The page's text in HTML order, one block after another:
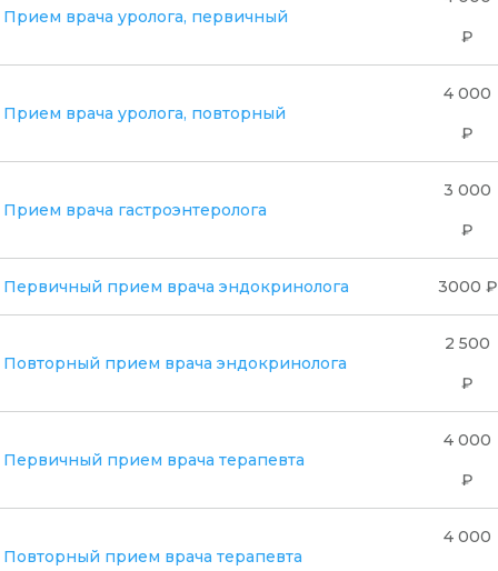
Прием врача уролога, первичный
₽
Прием врача уролога, повторный
4 000
₽
Прием врача гастроэнтеролога
3 000
₽
Первичный прием врача эндокринолога 3000 ₽
Повторный прием врача эндокринолога
2 500
₽
Первичный прием врача терапевта
4 000
₽
Повторный прием врача терапевта
4 000